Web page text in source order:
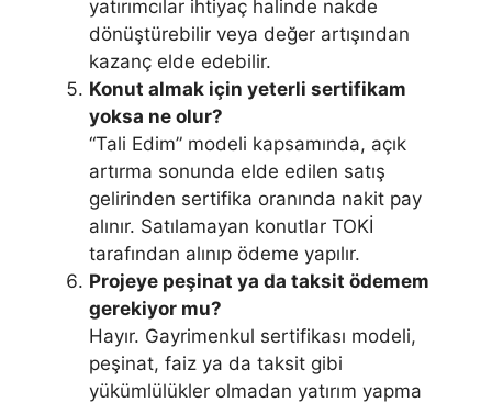
yatırımcılar ihtiyaç halinde nakde
dönüştürebilir veya değer artışından
kazanç elde edebilir.
Konut almak için yeterli sertifikam
yoksa ne olur?
“Tali Edim” modeli kapsamında, açık
artırma sonunda elde edilen satış
gelirinden sertifika oranında nakit pay
alınır. Satılamayan konutlar TOKİ
tarafından alınıp ödeme yapılır.
Projeye peşinat ya da taksit ödemem
gerekiyor mu?
Hayır. Gayrimenkul sertifikası modeli,
peşinat, faiz ya da taksit gibi
yükümlülükler olmadan yatırım yapma